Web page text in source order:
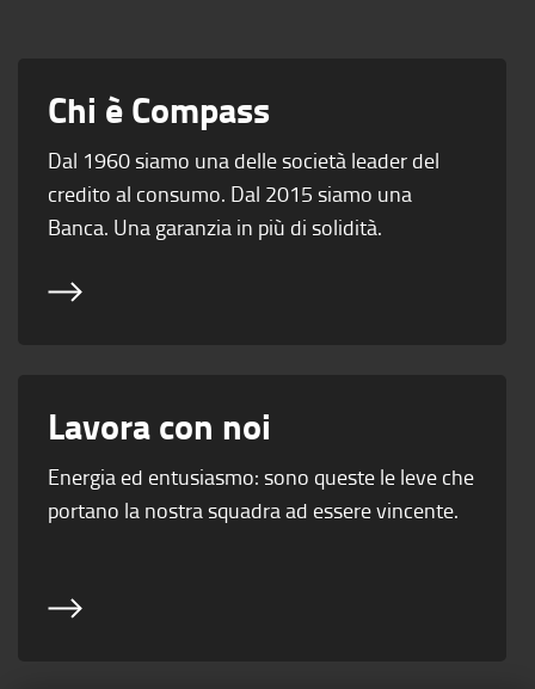
Chi è Compass
Dal 1960 siamo una delle società leader del
credito al consumo. Dal 2015 siamo una
Banca. Una garanzia in più di solidità.
Lavora con noi
Energia ed entusiasmo: sono queste le leve che
portano la nostra squadra ad essere vincente.